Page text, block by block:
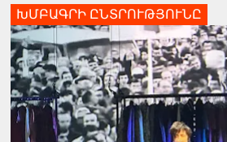
ԽՄԲԱԳՐԻ ԸՆՏՐՈՒԹՅՈՒՆԸ